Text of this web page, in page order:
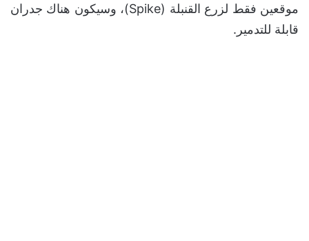
موقعين فقط لزرع القنبلة (Spike)، وسيكون هناك جدران
قابلة للتدمير.